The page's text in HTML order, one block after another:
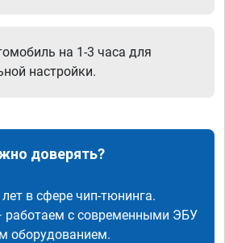
на 1-3 часа для
настройки.
доверять?
в сфере чип-тюнинга.
работаем с современными ЭБУ
оборудованием.